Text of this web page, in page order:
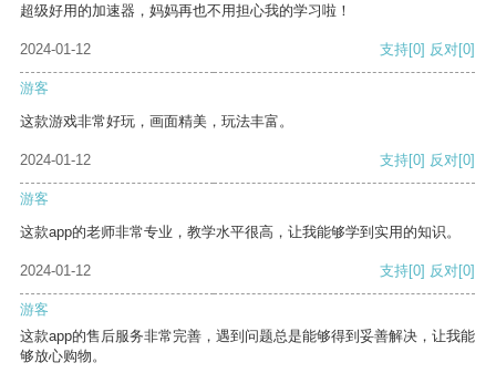
超级好用的加速器，妈妈再也不用担心我的学习啦！
2024-01-12 支持[0] 反对[0]
游客
这款游戏非常好玩，画面精美，玩法丰富。
2024-01-12 支持[0] 反对[0]
游客
这款app的老师非常专业，教学水平很高，让我能够学到实用的知识。
2024-01-12 支持[0] 反对[0]
游客
这款app的售后服务非常完善，遇到问题总是能够得到妥善解决，让我能
够放心购物。